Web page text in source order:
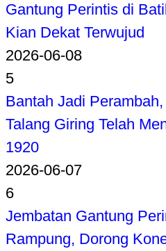
Gantung Perintis di
Kian Dekat Terwujud
2026-06-08
5
Bantah Jadi
Talang Giring Telah
1920
2026-06-07
6
Jembatan Gantung
Rampung, Dorong